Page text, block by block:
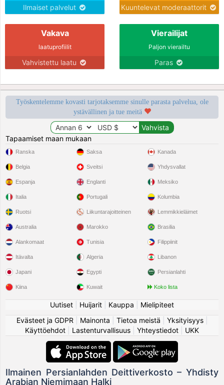
Ilmaiset palvelut Kuuntelevat moderaattorit
Vakava
laatuprofiilit
Vahvistettu laatu
Vierailijat
Paljon vierailtu
Paras
Työskentelemme kovasti tarjotaksemme sinulle parasta palvelua, ole
ystävällinen ja tue meitä
Tapaamiset maan mukaan
Ranska
Belgia
Espanja
Italia
Ruotsi
Saksa
Sveitsi
Englanti
Portugali
Liikuntarajoitteinen
Kanada
Yhdysvallat
Meksiko
Kolumbia
Lemmikkieläimet
Australia
Alankomaat
Itävalta
Japani
Kiina
Marokko
Tunisia
Algeria
Egypti
Kuwait
Brasilia
Filippiinit
Libanon
Persianlahti
Koko lista
Uutiset Huijarit Kauppa
Mielipiteet
Evästeet ja GDPR
Mainonta Tietoa meistä Yksityisyys|
Käyttöehdot
Lastenturvallisuus Yhteystiedot UKK
Ilmainen Persianlahden Deittiverkosto – Yhdisty
Arabian Niemimaan Halki